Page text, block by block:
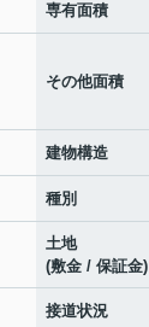
専有面積
その他面積
建物構造
種別
土地
(敷金 / 保証金)
接道状況